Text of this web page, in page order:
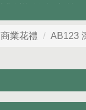
商業花禮 AB123